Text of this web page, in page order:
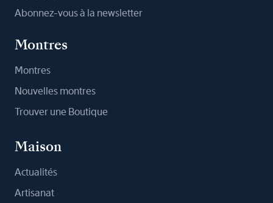
Abonnez-vous à la newsletter
Montres
Montres
Nouvelles montres
Trouver une Boutique
Maison
Actualités
Artisanat